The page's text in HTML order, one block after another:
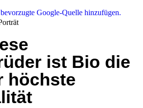
Google-Quelle hinzufügen.
ist Bio die
höchste